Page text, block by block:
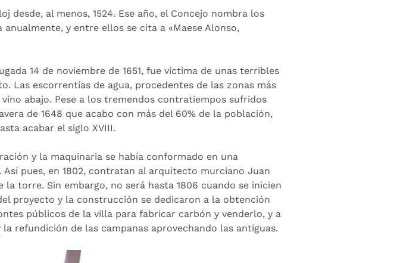
al menos, 1524. Ese año, el Concejo nombra los
y entre ellos se cita a «Maese Alonso,
14 de noviembre de 1651, fue víctima de unas terribles
Las escorrentías de agua, procedentes de las zonas más
abajo. Pese a los tremendos contratiempos sufridos
de 1648 que acabo con más del 60% de la población,
acabar el siglo XVIII.
y la maquinaria se había conformado en una
pues, en 1802, contratan al arquitecto murciano Juan
torre. Sin embargo, no será hasta 1806 cuando se inicien
proyecto y la construcción se dedicaron a la obtención
públicos de la villa para fabricar carbón y venderlo, y a
refundición de las campanas aprovechando las antiguas.